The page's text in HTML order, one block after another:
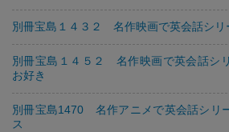
別冊宝島１４３２ 名作映画で英会話シ
別冊宝島１４５２ 名作映画で英会話シ
お好き
別冊宝島1470 名作アニメで英会話シリ
ス